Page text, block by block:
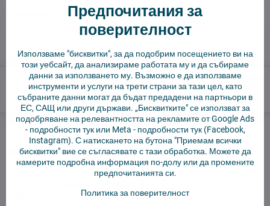
Ще доставим на деня:Четвъртък13.8.2026
7,71 €
Добави в количката
Куче пазач Доставки
производител:Vysajto.sk
✅ БЕЗПЛАТНА доставка над 55 EUR.
Предпочитания за
поверителност
Използваме "бисквитки", за да подобрим посещението ви на
този уебсайт, да анализираме работата му и да събираме
данни за използването му. Възможно е да използваме
инструменти и услуги на трети страни за тази цел, като
събраните данни могат да бъдат предадени на партньори в
ЕС, САЩ или други държави. „Бисквитките" се използват за
подобряване на релевантността на рекламите от Google Ads
- подробности тукили Meta - подробности тук(Facebook,
Instagram). С натискането на бутона "Приемам всички
бисквитки" вие се съгласявате с тази обработка. Можете да
намерите подробна информация по-долу или да промените
предпочитанията си.
Политика за поверителност